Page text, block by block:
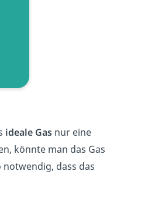
ideale Gas nur eine
könnte man das Gas
dass das